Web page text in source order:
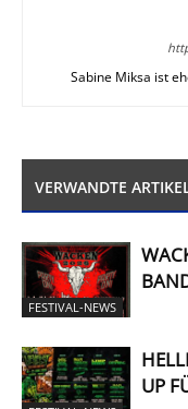
Sabine Miksa ist
VERWANDTE
FESTIVAL-NEWS
UP